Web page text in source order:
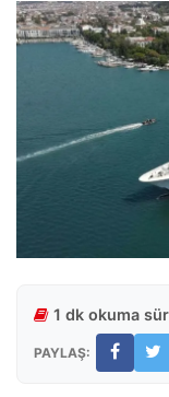
1 dk okuma
PAYLAŞ: